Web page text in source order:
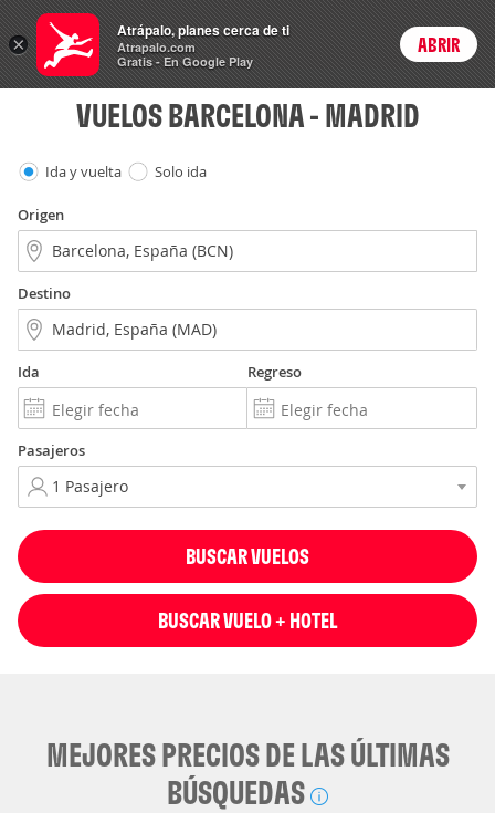
Vuelos Login
VUELOS BARCELONA - MADRID
Ida y vuelta Solo ida
Origen
Destino
Ida Regreso
Pasajeros
BUSCAR VUELOS
BUSCAR VUELO + HOTEL
MEJORES PRECIOS DE LAS ÚLTIMAS
BÚSQUEDAS
×
Atrápalo, planes cerca de ti
Atrapalo.com
Gratis - En Google Play
ABRIR